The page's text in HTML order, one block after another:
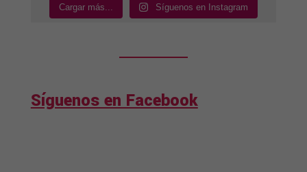
Cargar más... Síguenos en Instagram
Síguenos en Facebook